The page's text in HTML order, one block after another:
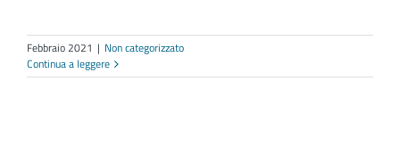
Febbraio 2021 | Non categorizzato
Continua a leggere